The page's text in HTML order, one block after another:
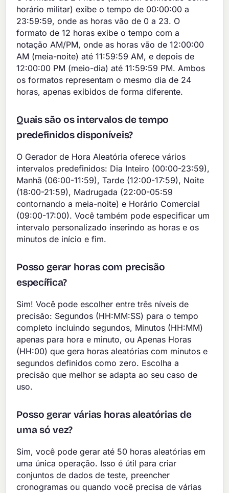
horário militar) exibe o tempo de 00:00:00 a
23:59:59, onde as horas vão de 0 a 23. O
formato de 12 horas exibe o tempo com a
notação AM/PM, onde as horas vão de 12:00:00
AM (meia-noite) até 11:59:59 AM, e depois de
12:00:00 PM (meio-dia) até 11:59:59 PM. Ambos
os formatos representam o mesmo dia de 24
horas, apenas exibidos de forma diferente.
Quais são os intervalos de tempo
predefinidos disponíveis?
O Gerador de Hora Aleatória oferece vários
intervalos predefinidos: Dia Inteiro (00:00-23:59),
Manhã (06:00-11:59), Tarde (12:00-17:59), Noite
(18:00-21:59), Madrugada (22:00-05:59
contornando a meia-noite) e Horário Comercial
(09:00-17:00). Você também pode especificar um
intervalo personalizado inserindo as horas e os
minutos de início e fim.
Posso gerar horas com precisão
específica?
Sim! Você pode escolher entre três níveis de
precisão: Segundos (HH:MM:SS) para o tempo
completo incluindo segundos, Minutos (HH:MM)
apenas para hora e minuto, ou Apenas Horas
(HH:00) que gera horas aleatórias com minutos e
segundos definidos como zero. Escolha a
precisão que melhor se adapta ao seu caso de
uso.
Posso gerar várias horas aleatórias de
uma só vez?
Sim, você pode gerar até 50 horas aleatórias em
uma única operação. Isso é útil para criar
conjuntos de dados de teste, preencher
cronogramas ou quando você precisa de várias